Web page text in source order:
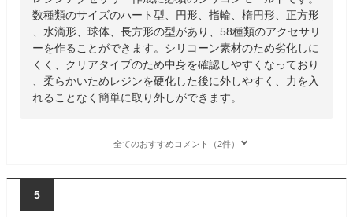
数種類のサイズのハート型、円形、指輪、楕円形、正方形
、水滴形、球体、長方形の型があり、58種類のアクセサリ
ーを作ることができます。シリコーン素材のため劣化しに
くく、クリアタイプのため中身を確認しやすくなっており
、柔らかいためレジンを硬化した後に外しやすく、力を入
れることなく簡単に取り外しができます。
全てのおすすめコメント（2件）
5